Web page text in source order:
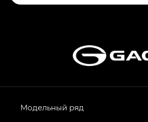
Модельный ряд